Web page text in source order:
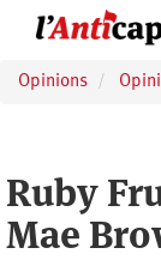
principal
Opinions
Ruby
Mae